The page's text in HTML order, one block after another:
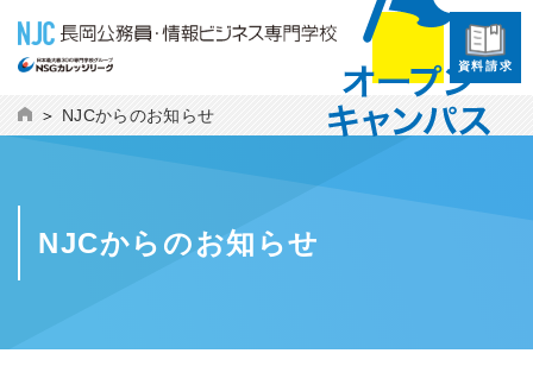
資料請求
NJCからのお知らせ
NJCからのお知らせ